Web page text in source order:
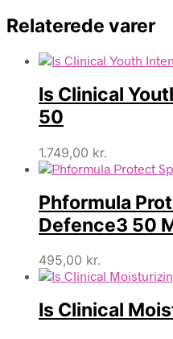
Relaterede varer
Is Clinical
50
1.749,00 kr.
Phformula
Defence3 50
495,00 kr.
Is Clinical